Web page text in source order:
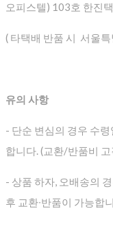
오피스텔) 103호 한진
( 타택배 반품 시 서울
유의 사항
- 단순 변심의 경우 수
합니다. (교환/반품비
- 상품 하자, 오배송의
후 교환∙반품이 가능합